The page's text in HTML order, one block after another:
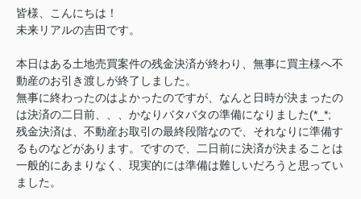
皆様、こんにちは！
未来リアルの吉田です。
本日はある土地売買案件の残金決済が終わり、無事に買主様へ不
動産のお引き渡しが終了しました。
無事に終わったのはよかったのですが、なんと日時が決まったの
は決済の二日前、、、かなりバタバタの準備になりました(*_*;
残金決済は、不動産お取引の最終段階なので、それなりに準備す
るものなどがあります。ですので、二日前に決済が決まることは
一般的にあまりなく、現実的には準備は難しいだろうと思ってい
ました。